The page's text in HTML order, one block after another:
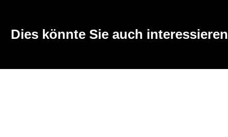
Dies könnte Sie auch interessieren